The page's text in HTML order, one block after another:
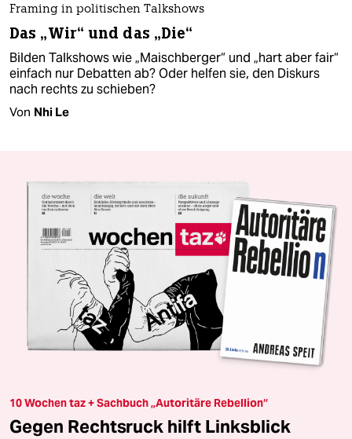
Framing in politischen Talkshows
Das „Wir“ und das „Die“
Bilden Talkshows wie „Maischberger“ und „hart aber fair“
einfach nur Debatten ab? Oder helfen sie, den Diskurs
nach rechts zu schieben?
Von Nhi Le
10 Wochen taz + Sachbuch „Autoritäre Rebellion“
Gegen Rechtsruck hilft Linksblick